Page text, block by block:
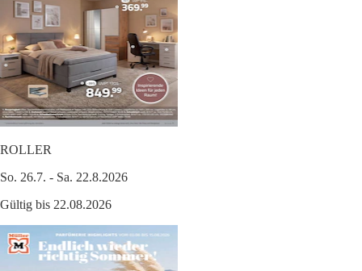
ROLLER
So. 26.7. - Sa. 22.8.2026
Gültig bis 22.08.2026